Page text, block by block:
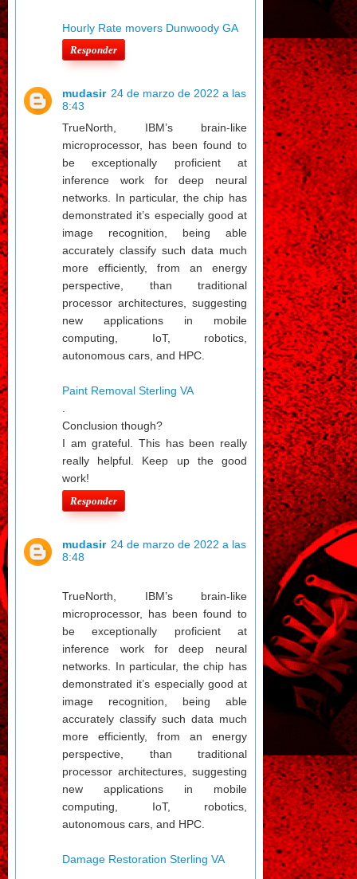
Hourly Rate movers Dunwoody GA
Responder
mudasir 24 de marzo de 2022 a las
8:43
TrueNorth, IBM’s brain-like
microprocessor, has been found to
be exceptionally proficient at
inference work for deep neural
networks. In particular, the chip has
demonstrated it’s especially good at
image recognition, being able
accurately classify such data much
more efficiently, from an energy
perspective, than traditional
processor architectures, suggesting
new applications in mobile
computing, IoT, robotics,
autonomous cars, and HPC.
Paint Removal Sterling VA
.
Conclusion though?
I am grateful. This has been really
really helpful. Keep up the good
work!
Responder
mudasir 24 de marzo de 2022 a las
8:48
TrueNorth, IBM’s brain-like
microprocessor, has been found to
be exceptionally proficient at
inference work for deep neural
networks. In particular, the chip has
demonstrated it’s especially good at
image recognition, being able
accurately classify such data much
more efficiently, from an energy
perspective, than traditional
processor architectures, suggesting
new applications in mobile
computing, IoT, robotics,
autonomous cars, and HPC.
Damage Restoration Sterling VA